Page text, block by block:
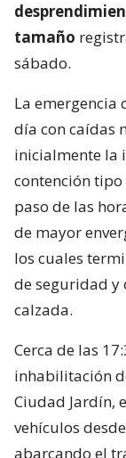
tamaño
sábado.
La emergencia
día con caídas
inicialmente la
contención tipo
paso de las
de mayor
los cuales
de seguridad y
calzada.
Cerca de las
inhabilitación
Ciudad Jardín,
vehículos
abarcando el